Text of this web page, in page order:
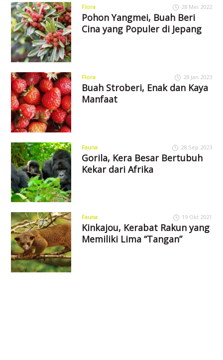
Flora 28 Mei 2022
Pohon Yangmei, Buah Beri
Cina yang Populer di Jepang
Flora 28 Jan 2023
Buah Stroberi, Enak dan Kaya
Manfaat
Fauna 28 Sep 2023
Gorila, Kera Besar Bertubuh
Kekar dari Afrika
Fauna 19 Okt 2021
Kinkajou, Kerabat Rakun yang
Memiliki Lima “Tangan”